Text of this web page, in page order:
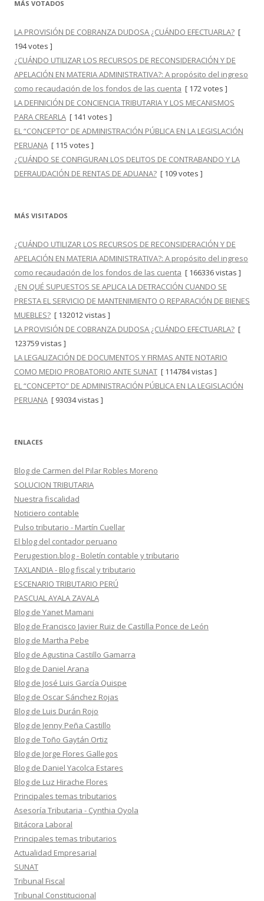
MÁS VOTADOS
LA PROVISIÓN DE COBRANZA DUDOSA ¿CUÁNDO EFECTUARLA? [
194 votes ]
¿CUÁNDO UTILIZAR LOS RECURSOS DE RECONSIDERACIÓN Y DE
APELACIÓN EN MATERIA ADMINISTRATIVA?: A propósito del ingreso
como recaudación de los fondos de las cuenta [ 172 votes ]
LA DEFINICIÓN DE CONCIENCIA TRIBUTARIA Y LOS MECANISMOS
PARA CREARLA [ 141 votes ]
EL “CONCEPTO” DE ADMINISTRACIÓN PÚBLICA EN LA LEGISLACIÓN
PERUANA [ 115 votes ]
¿CUÁNDO SE CONFIGURAN LOS DELITOS DE CONTRABANDO Y LA
DEFRAUDACIÓN DE RENTAS DE ADUANA? [ 109 votes ]
MÁS VISITADOS
¿CUÁNDO UTILIZAR LOS RECURSOS DE RECONSIDERACIÓN Y DE
APELACIÓN EN MATERIA ADMINISTRATIVA?: A propósito del ingreso
como recaudación de los fondos de las cuenta [ 166336 vistas ]
¿EN QUÉ SUPUESTOS SE APLICA LA DETRACCIÓN CUANDO SE
PRESTA EL SERVICIO DE MANTENIMIENTO O REPARACIÓN DE BIENES
MUEBLES? [ 132012 vistas ]
LA PROVISIÓN DE COBRANZA DUDOSA ¿CUÁNDO EFECTUARLA? [
123759 vistas ]
LA LEGALIZACIÓN DE DOCUMENTOS Y FIRMAS ANTE NOTARIO
COMO MEDIO PROBATORIO ANTE SUNAT [ 114784 vistas ]
EL “CONCEPTO” DE ADMINISTRACIÓN PÚBLICA EN LA LEGISLACIÓN
PERUANA [ 93034 vistas ]
ENLACES
Blog de Carmen del Pilar Robles Moreno
SOLUCION TRIBUTARIA
Nuestra fiscalidad
Noticiero contable
Pulso tributario - Martín Cuellar
El blog del contador peruano
Perugestion.blog - Boletín contable y tributario
TAXLANDIA - Blog fiscal y tributario
ESCENARIO TRIBUTARIO PERÚ
PASCUAL AYALA ZAVALA
Blog de Yanet Mamani
Blog de Francisco Javier Ruiz de Castilla Ponce de León
Blog de Martha Pebe
Blog de Agustina Castillo Gamarra
Blog de Daniel Arana
Blog de José Luis García Quispe
Blog de Oscar Sánchez Rojas
Blog de Luis Durán Rojo
Blog de Jenny Peña Castillo
Blog de Toño Gaytán Ortiz
Blog de Jorge Flores Gallegos
Blog de Daniel Yacolca Estares
Blog de Luz Hirache Flores
Principales temas tributarios
Asesoría Tributaria - Cynthia Oyola
Bitácora Laboral
Principales temas tributarios
Actualidad Empresarial
SUNAT
Tribunal Fiscal
Tribunal Constitucional